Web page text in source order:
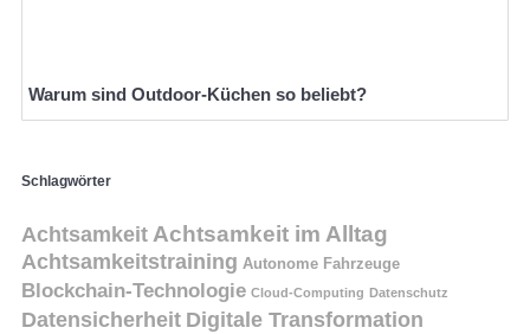
Warum sind Outdoor-Küchen so beliebt?
Schlagwörter
Achtsamkeit Achtsamkeit im Alltag
Achtsamkeitstraining Autonome Fahrzeuge
Blockchain-Technologie Cloud-Computing Datenschutz
Datensicherheit Digitale Transformation